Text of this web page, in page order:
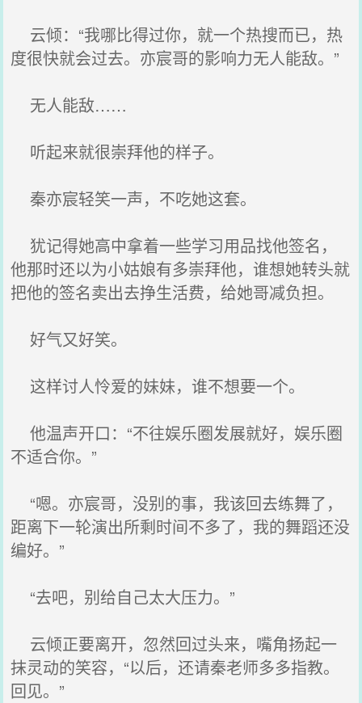
云倾：“我哪比得过你，就一个热搜而已，热
度很快就会过去。亦宸哥的影响力无人能敌。”
无人能敌……
听起来就很崇拜他的样子。
秦亦宸轻笑一声，不吃她这套。
犹记得她高中拿着一些学习用品找他签名，
他那时还以为小姑娘有多崇拜他，谁想她转头就
把他的签名卖出去挣生活费，给她哥减负担。
好气又好笑。
这样讨人怜爱的妹妹，谁不想要一个。
他温声开口：“不往娱乐圈发展就好，娱乐圈
不适合你。”
“嗯。亦宸哥，没别的事，我该回去练舞了，
距离下一轮演出所剩时间不多了，我的舞蹈还没
编好。”
“去吧，别给自己太大压力。”
云倾正要离开，忽然回过头来，嘴角扬起一
抹灵动的笑容，“以后，还请秦老师多多指教。
回见。”